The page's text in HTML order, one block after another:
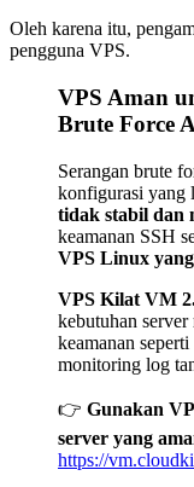
Oleh karena itu,
pengguna VPS.
VPS Aman
Brute Force
Serangan brute
konfigurasi yang
tidak stabil dan
keamanan SSH
VPS Linux
VPS Kilat VM
kebutuhan
keamanan
monitoring log
👉 Gunakan
server yang
https://